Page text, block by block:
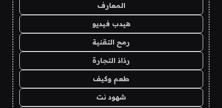
المعارف
هيدب فيديو
رمح التقنية
رذاذ التجارة
طعم وكيف
شهود نت